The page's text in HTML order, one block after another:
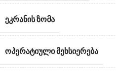
ᲔᲙᲠᲐᲜᲘᲡ ᲖᲝᲛᲐ
ᲝᲞᲔᲠᲐᲢᲘᲣᲚᲘ ᲛᲔᲮᲡᲘᲔᲠᲔᲑᲐ